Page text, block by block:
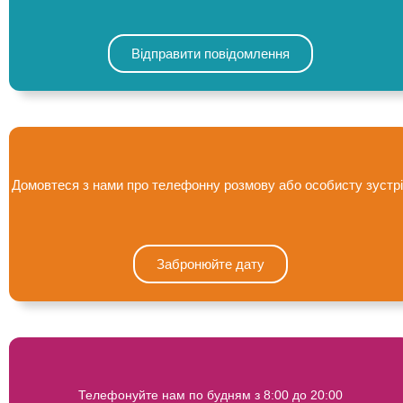
Відправити повідомлення
Домовтеся з нами про телефонну розмову або особисту
Забронюйте дату
Телефонуйте нам по будням з 8:00 до 20:00